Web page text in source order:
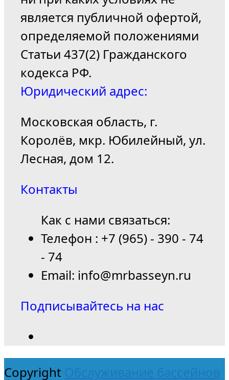
является публичной офертой,
определяемой положениями
Статьи 437(2) Гражданского
кодекса РФ.
Юридический адрес:
Московская область, г.
Королёв, мкр. Юбилейный, ул.
Лесная, дом 12.
Контакты
Как с нами связаться:
Телефон : +7 (965) - 390 - 74
- 74
Email: info@mrbasseyn.ru
Подписывайтесь на нас
Copyright Обслуживание бассейнов